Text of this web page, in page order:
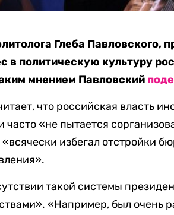
Глеба Павловского,
в политическую культуру
мнением Павловский
что российская власть
часто «не пытается
избегал отстройки
такой системы
«Например, был очень